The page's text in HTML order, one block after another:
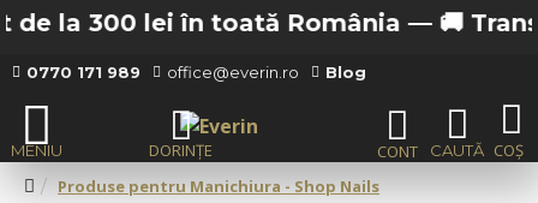
la 300 lei în toată România —🚚
0770 171 989 office@everin.ro Blog
Produse pentru Manichiura - Shop Nails